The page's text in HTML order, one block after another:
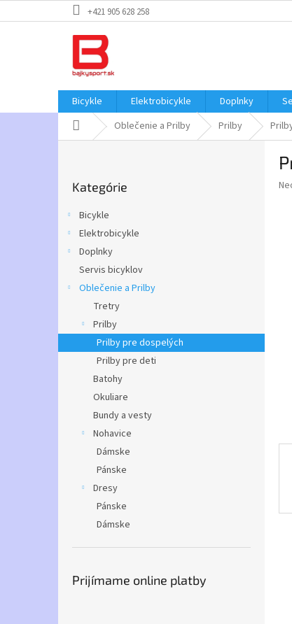
na
+421 905 628 258
Bicykle Elektrobicykle Doplnky
Domov Oblečenie a Prilby Prilby
kategórie
Kategórie
Bicykle
Elektrobicykle
Doplnky
Servis bicyklov
Oblečenie a Prilby
Tretry
Prilby
Prilby pre dospelých
Prilby pre deti
Batohy
Okuliare
Bundy a vesty
Nohavice
Dámske
Pánske
Dresy
Pánske
Dámske
Prijímame online platby